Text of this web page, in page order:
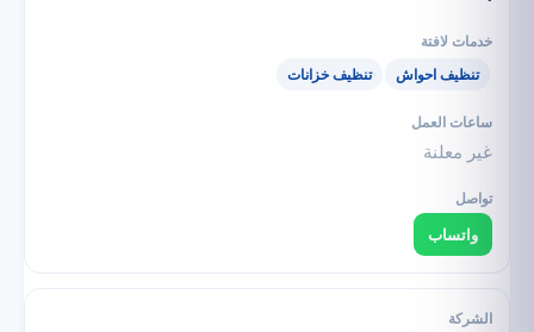
تنظيف احواش تنظيف خزانات
غير معلنة
واتساب